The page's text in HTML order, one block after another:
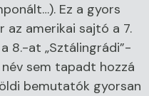
Ez a gyors
amerikai sajtó a 7.
8.-at „Sztálingrádi”-
sem tapadt hozzá
bemutatók gyorsan